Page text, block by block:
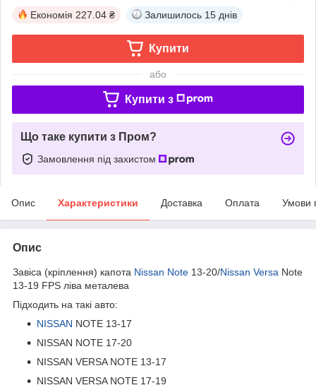
Економія 227.04 ₴ Залишилось 15 днів
Купити
або
Купити з
Що таке купити з Пром?
Замовлення під захистом
Опис Характеристики Доставка Оплата Умови
Опис
Завіса (кріплення) капота Nissan Note 13-20/Nissan Versa Note
13-19 FPS ліва металева
Підходить на такі авто:
NISSAN NOTE 13-17
NISSAN NOTE 17-20
NISSAN VERSA NOTE 13-17
NISSAN VERSA NOTE 17-19